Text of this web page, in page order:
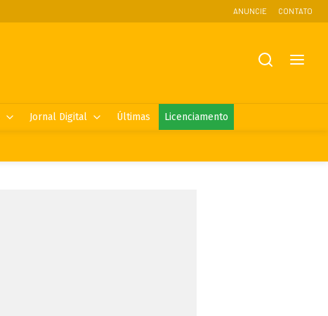
ANUNCIE CONTATO
Jornal Digital Últimas Licenciamento